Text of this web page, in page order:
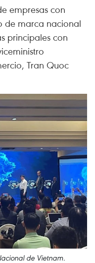
empresas con
de marca nacional
principales con
Tran Quoc
de Vietnam.